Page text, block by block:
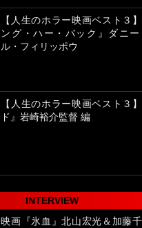
【人生のホラー映画ベスト３
ング・ハー・バック』ダニ
ル・フィリッポウ
【人生のホラー映画ベスト３
ド』岩崎裕介監督 編
INTERVIEW
映画『氷血』北山宏光＆加藤